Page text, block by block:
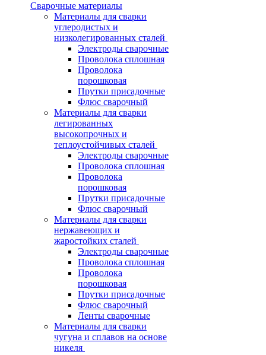
Сварочные материалы
Материалы для сварки
углеродистых и
низколегированных сталей
Электроды сварочные
Проволока сплошная
Проволока
порошковая
Прутки присадочные
Флюс сварочный
Материалы для сварки
легированных
высокопрочных и
теплоустойчивых сталей
Электроды сварочные
Проволока сплошная
Проволока
порошковая
Прутки присадочные
Флюс сварочный
Материалы для сварки
нержавеющих и
жаростойких сталей
Электроды сварочные
Проволока сплошная
Проволока
порошковая
Прутки присадочные
Флюс сварочный
Ленты сварочные
Материалы для сварки
чугуна и сплавов на основе
никеля